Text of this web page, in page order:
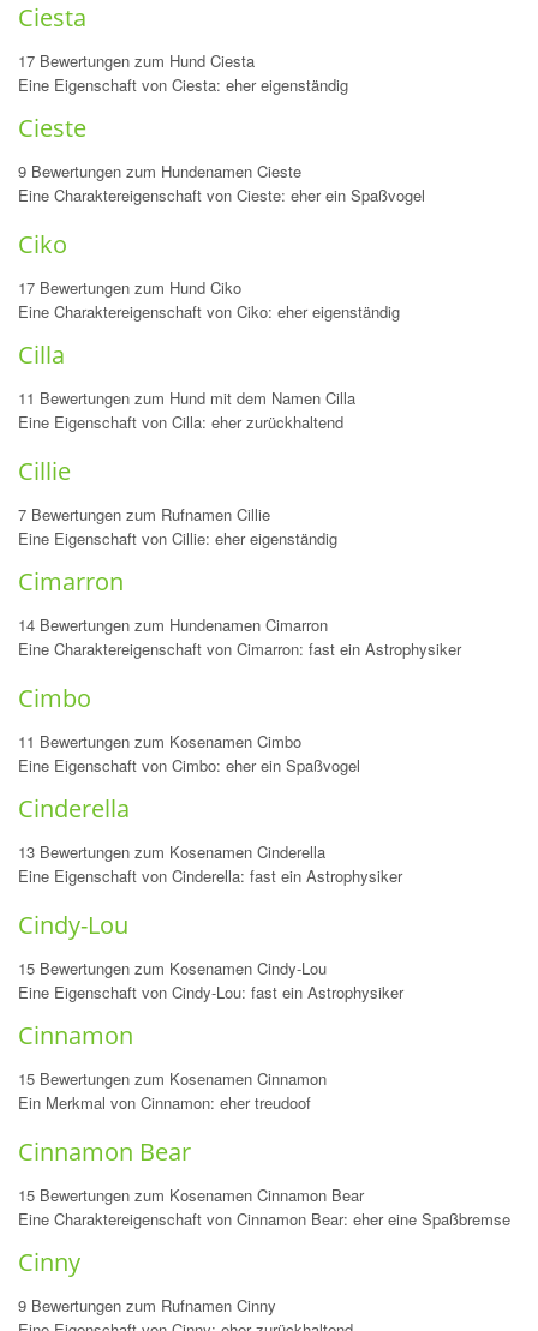
Ciesta
17 Bewertungen zum Hund Ciesta
Eine Eigenschaft von Ciesta: eher eigenständig
Cieste
9 Bewertungen zum Hundenamen Cieste
Eine Charaktereigenschaft von Cieste: eher ein Spaßvogel
Ciko
17 Bewertungen zum Hund Ciko
Eine Charaktereigenschaft von Ciko: eher eigenständig
Cilla
11 Bewertungen zum Hund mit dem Namen Cilla
Eine Eigenschaft von Cilla: eher zurückhaltend
Cillie
7 Bewertungen zum Rufnamen Cillie
Eine Eigenschaft von Cillie: eher eigenständig
Cimarron
14 Bewertungen zum Hundenamen Cimarron
Eine Charaktereigenschaft von Cimarron: fast ein Astrophysiker
Cimbo
11 Bewertungen zum Kosenamen Cimbo
Eine Eigenschaft von Cimbo: eher ein Spaßvogel
Cinderella
13 Bewertungen zum Kosenamen Cinderella
Eine Eigenschaft von Cinderella: fast ein Astrophysiker
Cindy-Lou
15 Bewertungen zum Kosenamen Cindy-Lou
Eine Eigenschaft von Cindy-Lou: fast ein Astrophysiker
Cinnamon
15 Bewertungen zum Kosenamen Cinnamon
Ein Merkmal von Cinnamon: eher treudoof
Cinnamon Bear
15 Bewertungen zum Kosenamen Cinnamon Bear
Eine Charaktereigenschaft von Cinnamon Bear: eher eine Spaßbremse
Cinny
9 Bewertungen zum Rufnamen Cinny